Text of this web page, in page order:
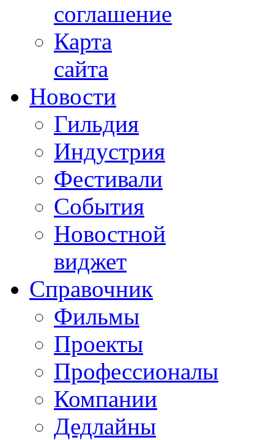
соглашение
Карта
сайта
Новости
Гильдия
Индустрия
Фестивали
События
Новостной
виджет
Справочник
Фильмы
Проекты
Профессионалы
Компании
Дедлайны